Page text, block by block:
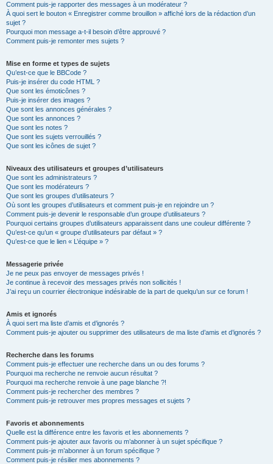
Comment puis-je rapporter des messages à un modérateur ?
À quoi sert le bouton « Enregistrer comme brouillon » affiché lors de la rédaction d’un
sujet ?
Pourquoi mon message a-t-il besoin d’être approuvé ?
Comment puis-je remonter mes sujets ?
Mise en forme et types de sujets
Qu’est-ce que le BBCode ?
Puis-je insérer du code HTML ?
Que sont les émoticônes ?
Puis-je insérer des images ?
Que sont les annonces générales ?
Que sont les annonces ?
Que sont les notes ?
Que sont les sujets verrouillés ?
Que sont les icônes de sujet ?
Niveaux des utilisateurs et groupes d’utilisateurs
Que sont les administrateurs ?
Que sont les modérateurs ?
Que sont les groupes d’utilisateurs ?
Où sont les groupes d’utilisateurs et comment puis-je en rejoindre un ?
Comment puis-je devenir le responsable d’un groupe d’utilisateurs ?
Pourquoi certains groupes d’utilisateurs apparaissent dans une couleur différente ?
Qu’est-ce qu’un « groupe d’utilisateurs par défaut » ?
Qu’est-ce que le lien « L’équipe » ?
Messagerie privée
Je ne peux pas envoyer de messages privés !
Je continue à recevoir des messages privés non sollicités !
J’ai reçu un courrier électronique indésirable de la part de quelqu’un sur ce forum !
Amis et ignorés
À quoi sert ma liste d’amis et d’ignorés ?
Comment puis-je ajouter ou supprimer des utilisateurs de ma liste d’amis et d’ignorés ?
Recherche dans les forums
Comment puis-je effectuer une recherche dans un ou des forums ?
Pourquoi ma recherche ne renvoie aucun résultat ?
Pourquoi ma recherche renvoie à une page blanche ?!
Comment puis-je rechercher des membres ?
Comment puis-je retrouver mes propres messages et sujets ?
Favoris et abonnements
Quelle est la différence entre les favoris et les abonnements ?
Comment puis-je ajouter aux favoris ou m’abonner à un sujet spécifique ?
Comment puis-je m’abonner à un forum spécifique ?
Comment puis-je résilier mes abonnements ?